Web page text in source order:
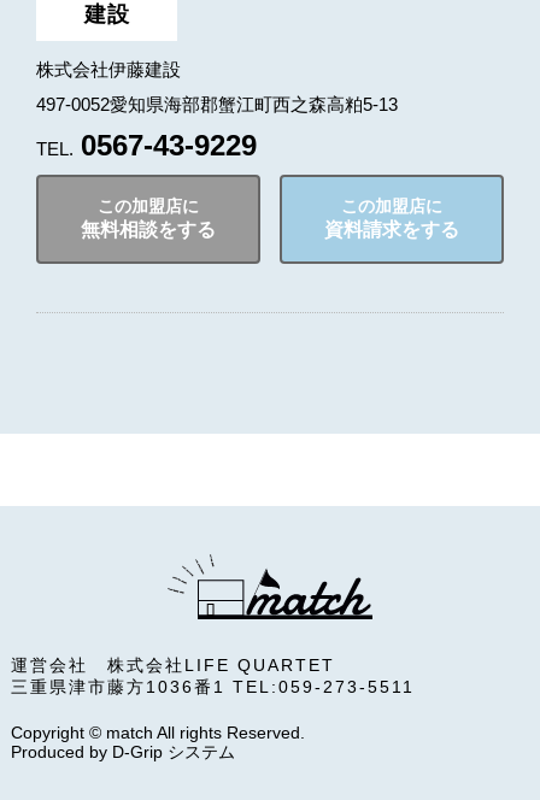
建設
株式会社伊藤建設
497-0052愛知県海部郡蟹江町西之森高粕5-13
TEL. 0567-43-9229
この加盟店に
無料相談をする
この加盟店に
資料請求をする
運営会社 株式会社LIFE QUARTET
三重県津市藤方1036番1 TEL:059-273-5511
Copyright © match All rights Reserved.
Produced by D-Grip システム